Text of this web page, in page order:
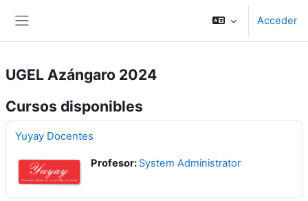
Acceder
UGEL Azángaro 2024
Cursos disponibles
Yuyay Docentes
Profesor: System Administrator